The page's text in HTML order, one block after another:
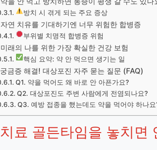
방치 시 겪게 되는 주요 증상
자연 치유를 기대하기엔 너무 위험한 합병증
부위별 치명적 합병증 위험
미래의 나를 위한 가장 확실한 건강 보험
핵심 요약: 약 안 먹으면 생기는 일
궁금증 해결! 대상포진 자주 묻는 질문 (FAQ)
Q1. 약을 먹어도 왜 바로 안 아픈가요?
Q2. 대상포진도 주변 사람에게 전염되나요?
Q3. 예방 접종을 했는데도 약을 먹어야 하나요
치료 골든타임을 놓치면